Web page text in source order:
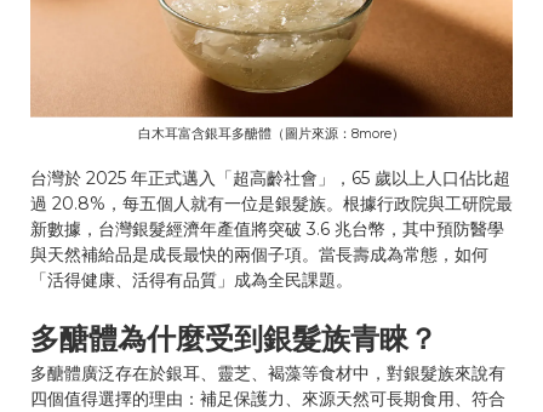
白木耳富含銀耳多醣體（圖片來源：8more）
台灣於 2025 年正式邁入「超高齡社會」，65 歲以上人口佔比超
過 20.8%，每五個人就有一位是銀髮族。根據行政院與工研院最
新數據，台灣銀髮經濟年產值將突破 3.6 兆台幣，其中預防醫學
與天然補給品是成長最快的兩個子項。當長壽成為常態，如何
「活得健康、活得有品質」成為全民課題。
多醣體為什麼受到銀髮族青睞？
多醣體廣泛存在於銀耳、靈芝、褐藻等食材中，對銀髮族來說有
四個值得選擇的理由：補足保護力、來源天然可長期食用、符合